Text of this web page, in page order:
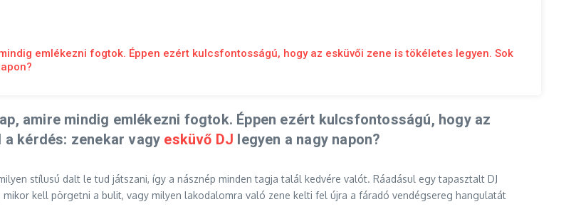
emlékezni fogtok. Éppen ezért kulcsfontosságú, hogy az esküvői zene is tökéletes legyen. Sok
amire mindig emlékezni fogtok. Éppen ezért kulcsfontosságú, hogy az
kérdés: zenekar vagy esküvő DJ legyen a nagy napon?
stílusú dalt le tud játszani, így a násznép minden tagja talál kedvére valót. Ráadásul egy tapasztalt DJ
kell pörgetni a bulit, vagy milyen lakodalomra való zene kelti fel újra a fáradó vendégsereg hangulatát